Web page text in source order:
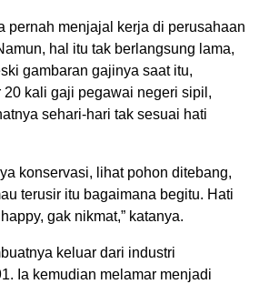
pernah menjajal kerja di perusahaan
hal itu tak berlangsung lama,
gambaran gajinya saat itu,
20 kali gaji pegawai negeri sipil,
sehari-hari tak sesuai hati
konservasi, lihat pohon ditebang,
terusir itu bagaimana begitu. Hati
gak nikmat,” katanya.
keluar dari industri
Ia kemudian melamar menjadi